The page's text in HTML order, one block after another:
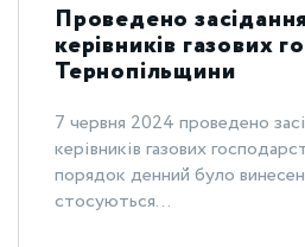
Проведено
керівників газових
Тернопільщини
7 червня 2024 проведено
керівників газових
порядок денний було
стосуються...